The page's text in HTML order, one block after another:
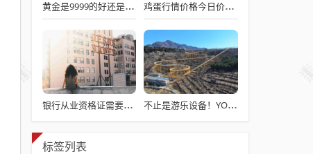
黄金是9999的好还是999的好 黄金999和9999哪个好 鸡蛋行情价格今日价格每枚多少钱？真正的土鸡蛋多少钱一枚
银行从业资格证需要继续教育吗？银行从业资格证书需要年检吗 不止是游乐设备！YOLOR 双轨滑道，藏着景区体验升级的核心密码
标签列表